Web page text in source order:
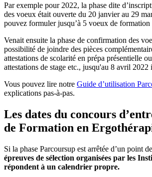
Par exemple pour 2022, la phase dite
des voeux était ouverte du 20 janvier au 29
pouvez formuler jusqu’à 5 voeux de formation
Venait ensuite la phase de confirmation des
possibilité de joindre des pièces
attestations de scolarité en prépa présentielle
attestations de stage etc., jusqu'au 8 avril 2022
Vous pouvez lire notre Guide d’utilisation
explications pas-à-pas.
Les dates du concours
de Formation en
Si la phase Parcoursup est arrêtée d’un point
épreuves de sélection organisées par les
répondent à un calendrier propre.